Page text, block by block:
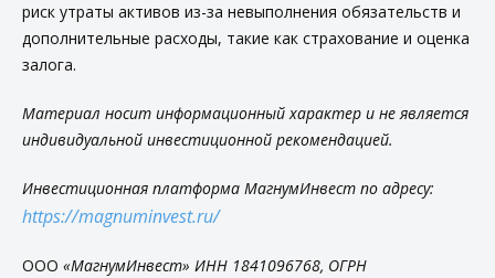
риск утраты активов из-за невыполнения обязательств и
дополнительные расходы, такие как страхование и оценка
залога.
Материал носит информационный характер и не является
индивидуальной инвестиционной рекомендацией.
Инвестиционная платформа МагнумИнвест по адресу:
https://magnuminvest.ru/
ООО «МагнумИнвест» ИНН 1841096768, ОГРН